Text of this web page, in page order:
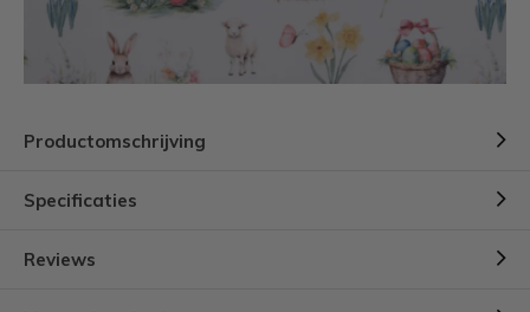
Productomschrijving
Specificaties
Reviews